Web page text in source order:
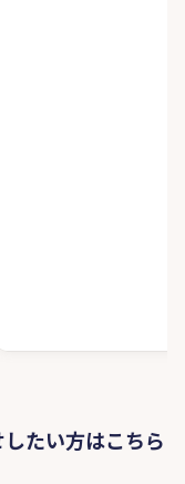
たい方はこちら